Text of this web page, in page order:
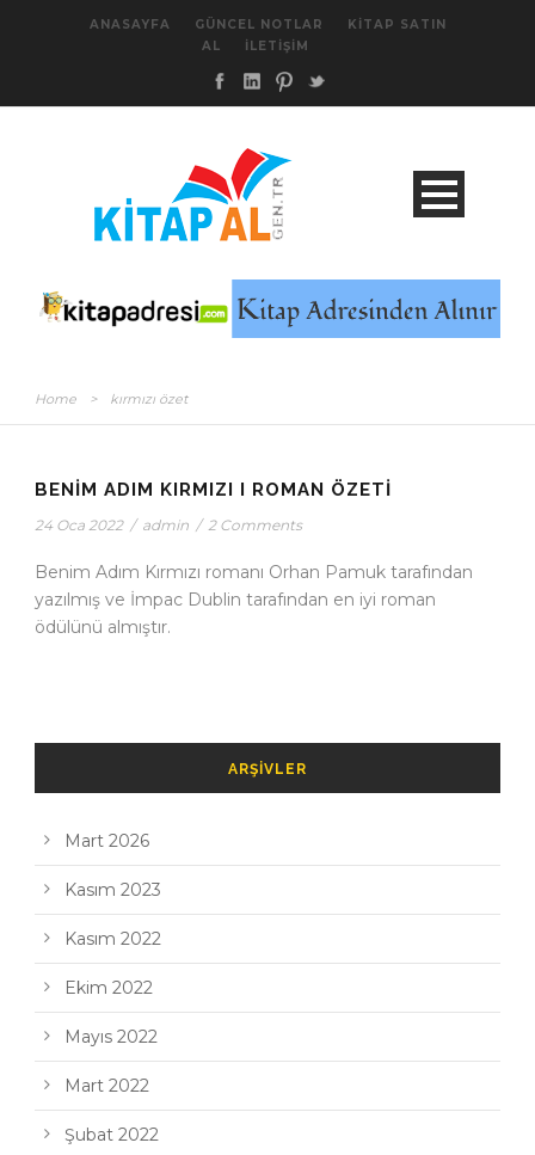
ANASAYFA GÜNCEL NOTLAR
KITAP SATIN
AL
İLETIŞIM
Home > kırmızı özet
BENIM ADIM KIRMIZI I ROMAN ÖZETI
24 Oca 2022 / admin / 2 Comments
Benim Adım Kırmızı romanı Orhan Pamuk tarafından
yazılmış ve İmpac Dublin tarafından en iyi roman
ödülünü almıştır.
ARŞIVLER
Mart 2026
Kasım 2023
Kasım 2022
Ekim 2022
Mayıs 2022
Mart 2022
Şubat 2022